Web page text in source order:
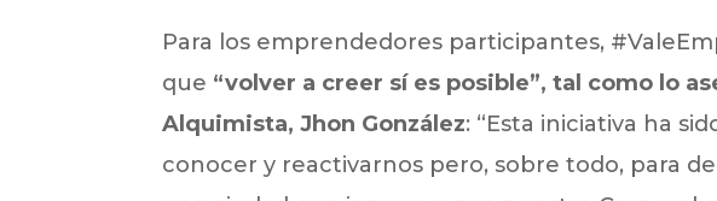
Para los emprendedores participantes,
que “volver a creer sí es posible”, tal como lo
Alquimista, Jhon González: “Esta iniciativa ha
conocer y reactivarnos pero, sobre todo, para